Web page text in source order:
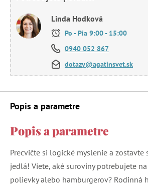
Linda Hodková
Po - Pia 9:00 - 15:00
0940 052 867
dotazy@agatinsvet.sk
Popis a parametre
Popis a parametre
Precvičte si logické myslenie a
jedlá! Viete, aké suroviny potrebujete
polievky alebo hamburgerov? Rodinná